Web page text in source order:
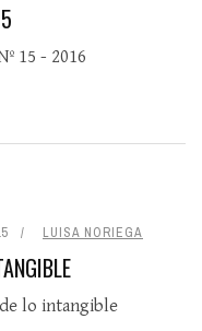
15 - 2016
LUISA NORIEGA
lo intangible